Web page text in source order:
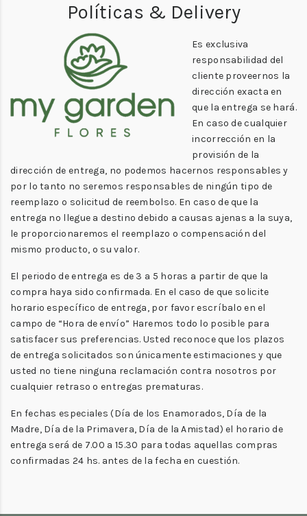
Políticas & Delivery
Es exclusiva
responsabilidad del
cliente proveernos la
dirección exacta en
que la entrega se hará.
En caso de cualquier
incorrección en la
provisión de la
dirección de entrega, no podemos hacernos responsables y
por lo tanto no seremos responsables de ningún tipo de
reemplazo o solicitud de reembolso. En caso de que la
entrega no llegue a destino debido a causas ajenas a la suya,
le proporcionaremos el reemplazo o compensación del
mismo producto, o su valor.
El periodo de entrega es de 3 a 5 horas a partir de que la
compra haya sido confirmada. En el caso de que solicite
horario específico de entrega, por favor escríbalo en el
campo de “Hora de envío” Haremos todo lo posible para
satisfacer sus preferencias. Usted reconoce que los plazos
de entrega solicitados son únicamente estimaciones y que
usted no tiene ninguna reclamación contra nosotros por
cualquier retraso o entregas prematuras.
En fechas especiales (Día de los Enamorados, Día de la
Madre, Día de la Primavera, Día de la Amistad) el horario de
entrega será de 7.00 a 15.30 para todas aquellas compras
confirmadas 24 hs. antes de la fecha en cuestión.